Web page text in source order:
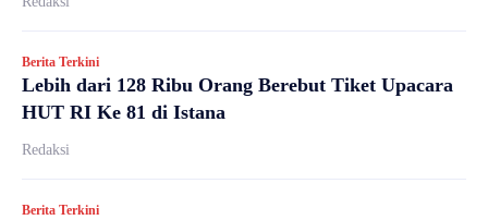
Berita Terkini
Lebih dari 128 Ribu Orang Berebut Tiket Upacara
HUT RI Ke 81 di Istana
Redaksi
Berita Terkini